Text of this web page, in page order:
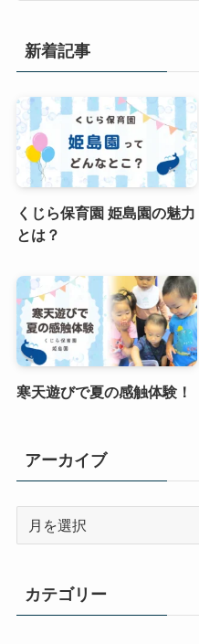
新着記事
くじら保育園 姫島園の魅力
とは？
寒天遊びで夏の感触体験！
アーカイブ
ブ
カテゴリー